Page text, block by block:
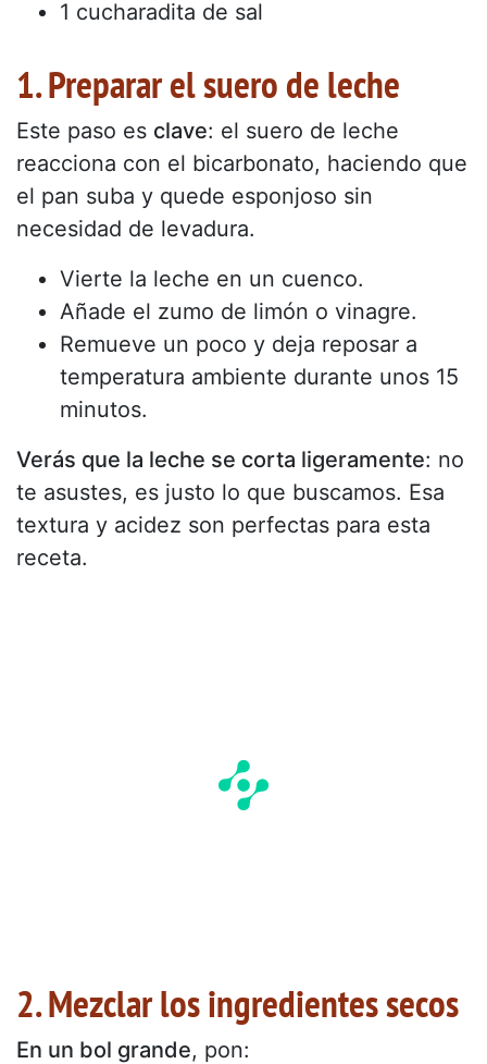
1 cucharadita de sal
1. Preparar el suero de leche
Este paso es clave: el suero de leche
reacciona con el bicarbonato, haciendo que
el pan suba y quede esponjoso sin
necesidad de levadura.
Vierte la leche en un cuenco.
Añade el zumo de limón o vinagre.
Remueve un poco y deja reposar a
temperatura ambiente durante unos 15
minutos.
Verás que la leche se corta ligeramente: no
te asustes, es justo lo que buscamos. Esa
textura y acidez son perfectas para esta
receta.
2. Mezclar los ingredientes secos
En un bol grande, pon: